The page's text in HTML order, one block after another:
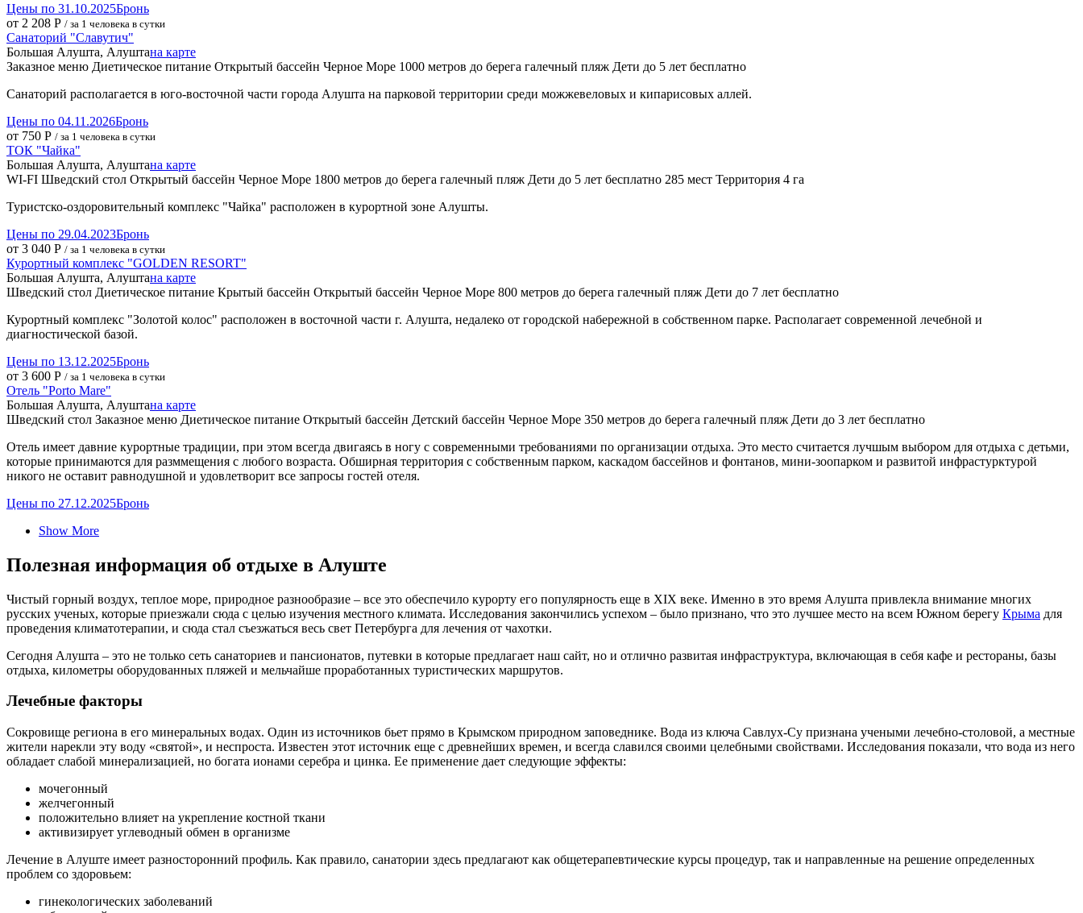
Цены по 31.10.2025Бронь
от 2 208 Р / за 1 человека в сутки
Санаторий "Славутич"
Большая Алушта, Алуштана карте
Заказное меню Диетическое питание Открытый бассейн Черное Море 1000 метров до берега галечный пляж Дети до 5 лет бесплатно
Санаторий располагается в юго-восточной части города Алушта на парковой территории среди можжевеловых и кипарисовых аллей.
Цены по 04.11.2026Бронь
от 750 Р / за 1 человека в сутки
ТОК "Чайка"
Большая Алушта, Алуштана карте
WI-FI Шведский стол Открытый бассейн Черное Море 1800 метров до берега галечный пляж Дети до 5 лет бесплатно 285 мест Территория 4 га
Туристско-оздоровительный комплекс "Чайка" расположен в курортной зоне Алушты.
Цены по 29.04.2023Бронь
от 3 040 Р / за 1 человека в сутки
Курортный комплекс "GOLDEN RESORT"
Большая Алушта, Алуштана карте
Шведский стол Диетическое питание Крытый бассейн Открытый бассейн Черное Море 800 метров до берега галечный пляж Дети до 7 лет бесплатно
Курортный комплекс "Золотой колос" расположен в восточной части г. Алушта, недалеко от городской набережной в собственном парке. Располагает современной лечебной и
диагностической базой.
Цены по 13.12.2025Бронь
от 3 600 Р / за 1 человека в сутки
Отель "Porto Mare"
Большая Алушта, Алуштана карте
Шведский стол Заказное меню Диетическое питание Открытый бассейн Детский бассейн Черное Море 350 метров до берега галечный пляж Дети до 3 лет бесплатно
Отель имеет давние курортные традиции, при этом всегда двигаясь в ногу с современными требованиями по организации отдыха. Это место считается лучшым выбором для отдыха с детьми,
которые принимаются для разммещения с любого возраста. Обширная территория с собственным парком, каскадом бассейнов и фонтанов, мини-зоопарком и развитой инфрастурктурой
никого не оставит равнодушной и удовлетворит все запросы гостей отеля.
Цены по 27.12.2025Бронь
Show More
Полезная информация об отдыхе в Алуште
Чистый горный воздух, теплое море, природное разнообразие – все это обеспечило курорту его популярность еще в XIX веке. Именно в это время Алушта привлекла внимание многих
русских ученых, которые приезжали сюда с целью изучения местного климата. Исследования закончились успехом – было признано, что это лучшее место на всем Южном берегу Крыма для
проведения климатотерапии, и сюда стал съезжаться весь свет Петербурга для лечения от чахотки.
Сегодня Алушта – это не только сеть санаториев и пансионатов, путевки в которые предлагает наш сайт, но и отлично развитая инфраструктура, включающая в себя кафе и рестораны, базы
отдыха, километры оборудованных пляжей и мельчайше проработанных туристических маршрутов.
Лечебные факторы
Сокровище региона в его минеральных водах. Один из источников бьет прямо в Крымском природном заповеднике. Вода из ключа Савлух-Су признана учеными лечебно-столовой, а местные
жители нарекли эту воду «святой», и неспроста. Известен этот источник еще с древнейших времен, и всегда славился своими целебными свойствами. Исследования показали, что вода из него
обладает слабой минерализацией, но богата ионами серебра и цинка. Ее применение дает следующие эффекты:
мочегонный
желчегонный
положительно влияет на укрепление костной ткани
активизирует углеводный обмен в организме
Лечение в Алуште имеет разносторонний профиль. Как правило, санатории здесь предлагают как общетерапевтические курсы процедур, так и направленные на решение определенных
проблем со здоровьем:
гинекологических заболеваний